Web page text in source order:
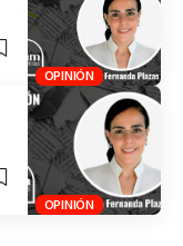
OPINIÓN
OPINIÓN